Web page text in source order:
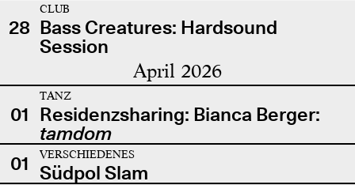
28
CLUB
Bass Creatures: Hardsound
Session
April 2026
01
TANZ
Residenzsharing: Bianca Berger:
tamdom
01
VERSCHIEDENES
Südpol Slam